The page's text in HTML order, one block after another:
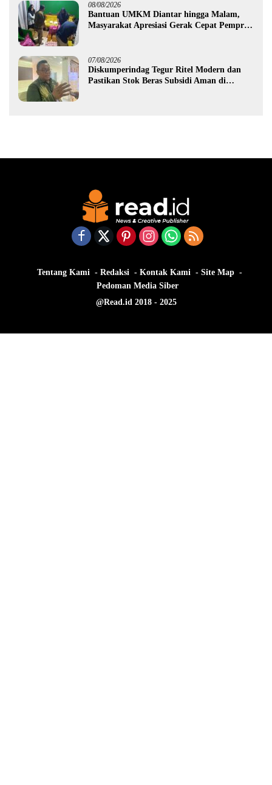
08/08/2026
Bantuan UMKM Diantar hingga Malam,
Masyarakat Apresiasi Gerak Cepat Pemprov
07/08/2026
Diskumperindag Tegur Ritel Modern dan
Pastikan Stok Beras Subsidi Aman di
Tentang Kami Redaksi Kontak Kami
Site Map
Pedoman Media Siber
@Read.id 2018 - 2025